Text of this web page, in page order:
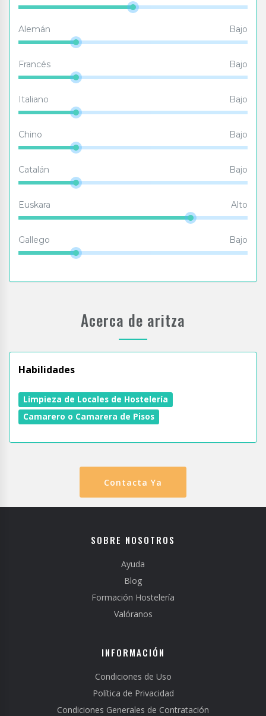
Alemán Bajo
Francés Bajo
Italiano Bajo
Chino Bajo
Catalán Bajo
Euskara Alto
Gallego Bajo
Acerca de aritza
Habilidades
Limpieza de Locales de Hostelería
Camarero o Camarera de Pisos
Contacta Ya
SOBRE NOSOTROS
Ayuda
Blog
Formación Hostelería
Valóranos
INFORMACIÓN
Condiciones de Uso
Política de Privacidad
Condiciones Generales de Contratación